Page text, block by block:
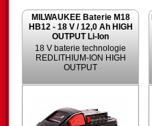
MILWAUKEE Baterie M18
HB12 - 18 V / 12,0 Ah HIGH
OUTPUT Li-Ion
18 V baterie technologie
REDLITHIUM-ION HIGH
OUTPUT